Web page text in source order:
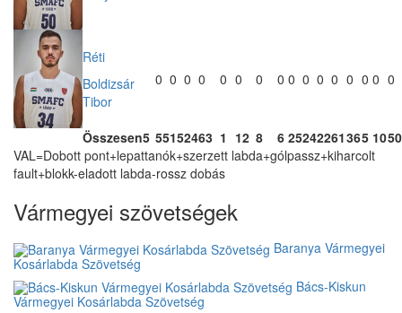
Réti
Boldizsár
Tibor
0 0 0 0 0 0 0 0 0 0 0 0 0 0 0 0
Összesen5 55152463 1 12 8 6 25242261365 1050
VAL=Dobott pont+lepattanók+szerzett labda+gólpassz+kiharcolt
fault+blokk-eladott labda-rossz dobás
Vármegyei szövetségek
Baranya Vármegyei
Kosárlabda Szövetség
Bács-Kiskun
Vármegyei Kosárlabda Szövetség